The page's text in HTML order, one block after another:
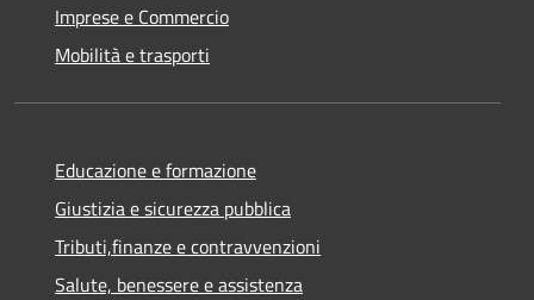
Imprese e Commercio
Mobilità e trasporti
Educazione e formazione
Giustizia e sicurezza pubblica
Tributi,finanze e contravvenzioni
Salute, benessere e assistenza